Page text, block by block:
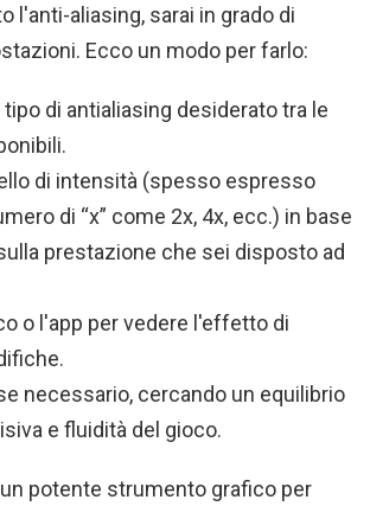
l'anti-aliasing, sarai in grado di
Ecco un modo per farlo:
tipo di antialiasing desiderato tra le
di intensità (spesso espresso
di “x” come 2x, 4x, ecc.) in base
prestazione che sei disposto ad
o l'app per vedere l'effetto di
necessario, cercando un equilibrio
e fluidità del gioco.
potente strumento grafico per